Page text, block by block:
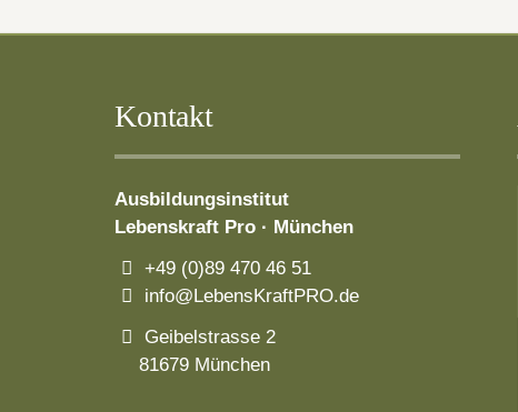
Kontakt
Ausbildungsinstitut
Lebenskraft Pro · München
+49 (0)89 470 46 51
info@LebensKraftPRO.de
Geibelstrasse 2
81679 München